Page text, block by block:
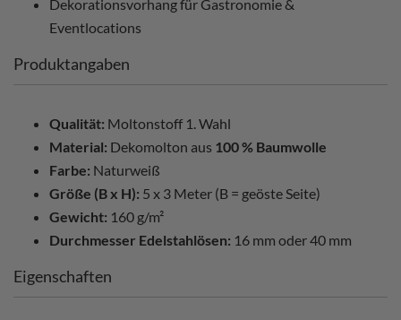
Dekorationsvorhang für Gastronomie &
Eventlocations
Produktangaben
Qualität: Moltonstoff 1. Wahl
Material: Dekomolton aus 100 % Baumwolle
Farbe: Naturweiß
Größe (B x H): 5 x 3 Meter (B = geöste Seite)
Gewicht: 160 g/m²
Durchmesser Edelstahlösen: 16 mm oder 40 mm
Eigenschaften